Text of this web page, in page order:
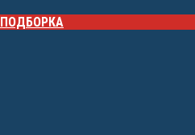
ПОДБОРКА